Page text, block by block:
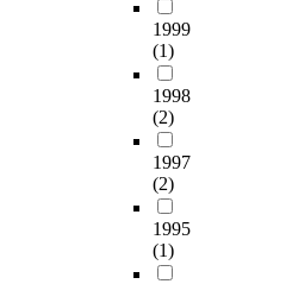
1999
(1)
1998
(2)
1997
(2)
1995
(1)